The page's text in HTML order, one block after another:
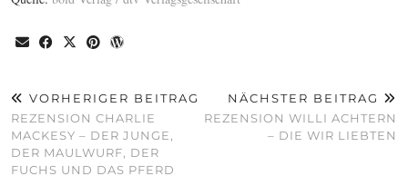
VORHERIGER BEITRAG
REZENSION CHARLIE
MACKESY – DER JUNGE,
DER MAULWURF, DER
FUCHS UND DAS PFERD
NÄCHSTER BEITRAG
REZENSION WILLI ACHTERN
– DIE WIR LIEBTEN